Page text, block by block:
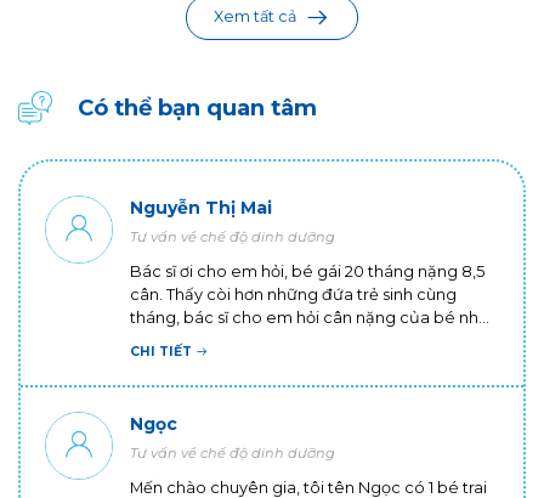
Xem tất cả
Có thể bạn quan tâm
Nguyễn Thị Mai
Tư vấn về chế độ dinh dưỡng
Bác sĩ ơi cho em hỏi, bé gái 20 tháng nặng 8,5
cân. Thấy còi hơn những đứa trẻ sinh cùng
tháng, bác sĩ cho em hỏi cân nặng của bé như
vậy là có bình thường không? Có cách nào cho
CHI TIẾT
Ngọc
Tư vấn về chế độ dinh dưỡng
Mến chào chuyên gia, tôi tên Ngọc có 1 bé trai